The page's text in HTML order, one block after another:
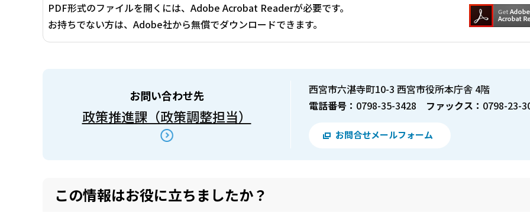
PDF形式のファイルを開くには、Adobe Acrobat Readerが必要です。
お持ちでない方は、Adobe社から無償でダウンロードできます。
お問い合わせ先
政策推進課（政策調整担当）
西宮市六湛寺町10-3 西宮市役所本庁舎 4階
電話番号： 0798-35-3428 ファックス： 0798-23-
お問合せメールフォーム
この情報はお役に立ちましたか？